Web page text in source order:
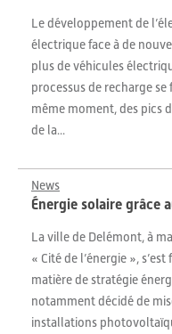
Le développement de
électrique face à de
plus de véhicules
processus de recharge se
même moment, des pics
de la...
News
Énergie solaire grâce
La ville de Delémont, à
« Cité de l’énergie »,
matière de stratégie
notamment décidé de
installations